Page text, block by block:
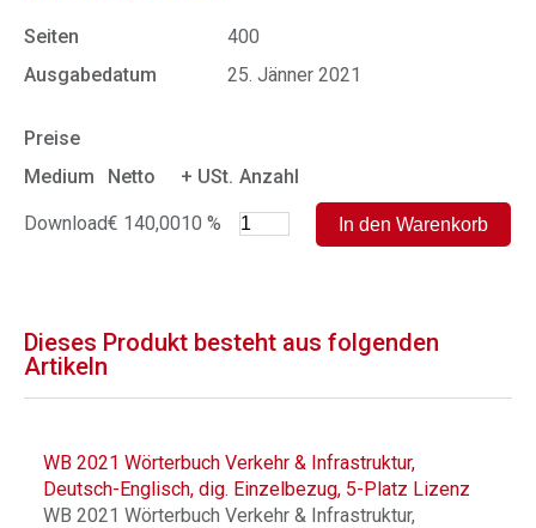
Seiten
400
Ausgabedatum
25. Jänner 2021
Preise
Medium
Netto + USt. Anzahl
Download€ 140,0010 %
Dieses Produkt besteht aus folgenden
Artikeln
WB 2021 Wörterbuch Verkehr & Infrastruktur,
Deutsch-Englisch, dig. Einzelbezug, 5-Platz Lizenz
WB 2021 Wörterbuch Verkehr & Infrastruktur,